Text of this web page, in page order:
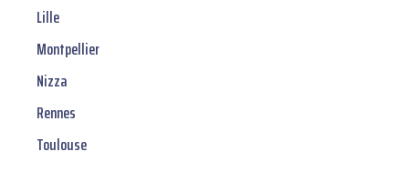
Lille
Montpellier
Nizza
Rennes
Toulouse